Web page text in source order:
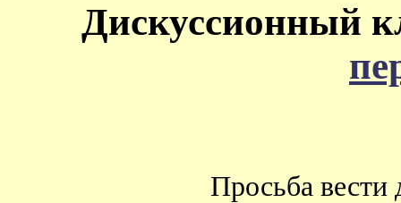
Дискуссионный
Просьба вести